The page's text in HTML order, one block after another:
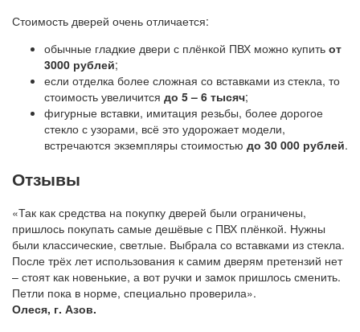
Стоимость дверей очень отличается:
обычные гладкие двери с плёнкой ПВХ можно купить от
3000 рублей;
если отделка более сложная со вставками из стекла, то
стоимость увеличится до 5 – 6 тысяч;
фигурные вставки, имитация резьбы, более дорогое
стекло с узорами, всё это удорожает модели,
встречаются экземпляры стоимостью до 30 000 рублей.
Отзывы
«Так как средства на покупку дверей были ограничены,
пришлось покупать самые дешёвые с ПВХ плёнкой. Нужны
были классические, светлые. Выбрала со вставками из стекла.
После трёх лет использования к самим дверям претензий нет
– стоят как новенькие, а вот ручки и замок пришлось сменить.
Петли пока в норме, специально проверила».
Олеся, г. Азов.